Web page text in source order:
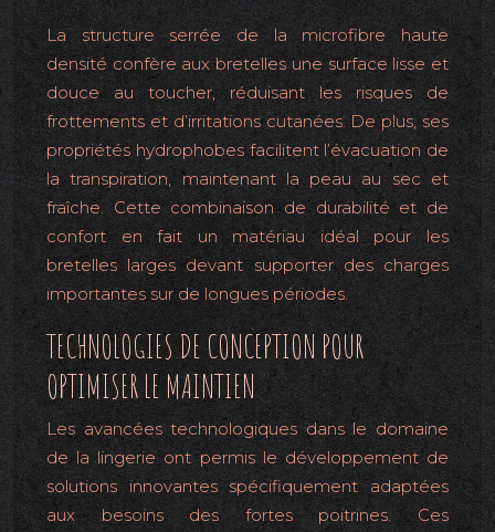
La structure serrée de la microfibre haute
densité confère aux bretelles une surface lisse et
douce au toucher, réduisant les risques de
frottements et d’irritations cutanées. De plus, ses
propriétés hydrophobes facilitent l’évacuation de
la transpiration, maintenant la peau au sec et
fraîche. Cette combinaison de durabilité et de
confort en fait un matériau idéal pour les
bretelles larges devant supporter des charges
importantes sur de longues périodes.
TECHNOLOGIES DE CONCEPTION POUR
OPTIMISER LE MAINTIEN
Les avancées technologiques dans le domaine
de la lingerie ont permis le développement de
solutions innovantes spécifiquement adaptées
aux besoins des fortes poitrines. Ces